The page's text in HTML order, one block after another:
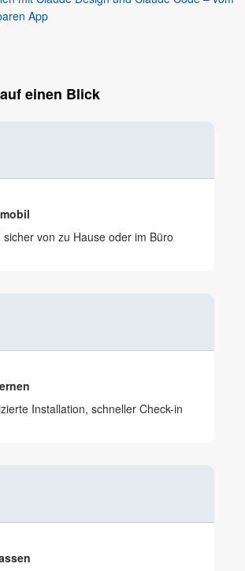
App
einen Blick
sicher von zu Hause oder im Büro
Installation, schneller Check-in